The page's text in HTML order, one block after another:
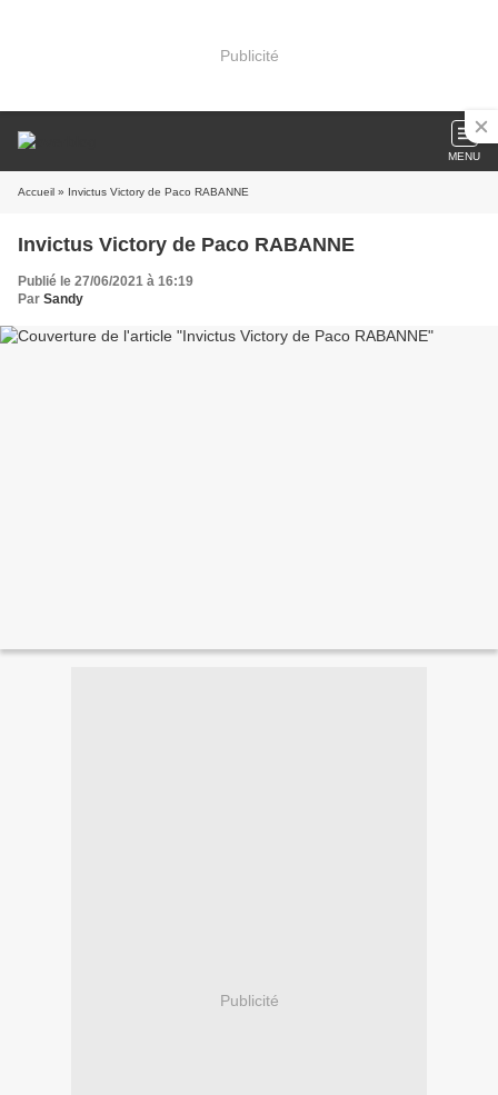
Publicité
MENU
Accueil » Invictus Victory de Paco RABANNE
Invictus Victory de Paco RABANNE
Publié le 27/06/2021 à 16:19
Par Sandy
Publicité